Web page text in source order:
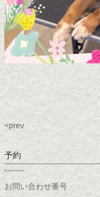
<prev
予約
Reservation
お問い合わせ番号